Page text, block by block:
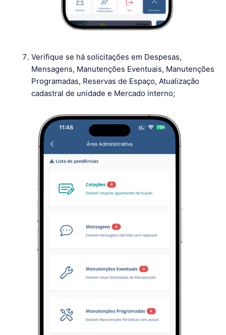
Verifique se há solicitações em Despesas,
Mensagens, Manutenções Eventuais, Manutenções
Programadas, Reservas de Espaço, Atualização
cadastral de unidade e Mercado interno;